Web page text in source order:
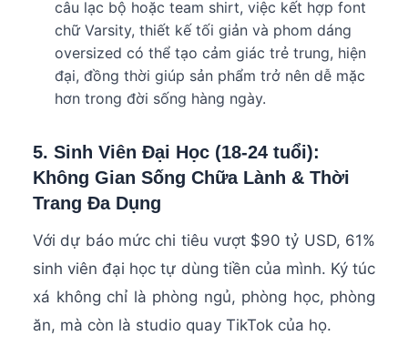
câu lạc bộ hoặc team shirt, việc kết hợp font
chữ Varsity, thiết kế tối giản và phom dáng
oversized có thể tạo cảm giác trẻ trung, hiện
đại, đồng thời giúp sản phẩm trở nên dễ mặc
hơn trong đời sống hàng ngày.
5. Sinh Viên Đại Học (18-24 tuổi):
Không Gian Sống Chữa Lành & Thời
Trang Đa Dụng
Với dự báo mức chi tiêu vượt $90 tỷ USD, 61%
sinh viên đại học tự dùng tiền của mình. Ký túc
xá không chỉ là phòng ngủ, phòng học, phòng
ăn, mà còn là studio quay TikTok của họ.